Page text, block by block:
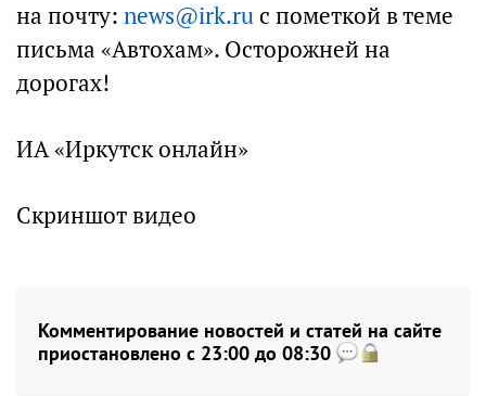
на почту: news@irk.ruс пометкой в теме
письма «Автохам». Осторожней на
дорогах!
ИА «Иркутск онлайн»
Скриншот видео
Комментирование новостей и статей на сайте
приостановлено с 23:00 до 08:30